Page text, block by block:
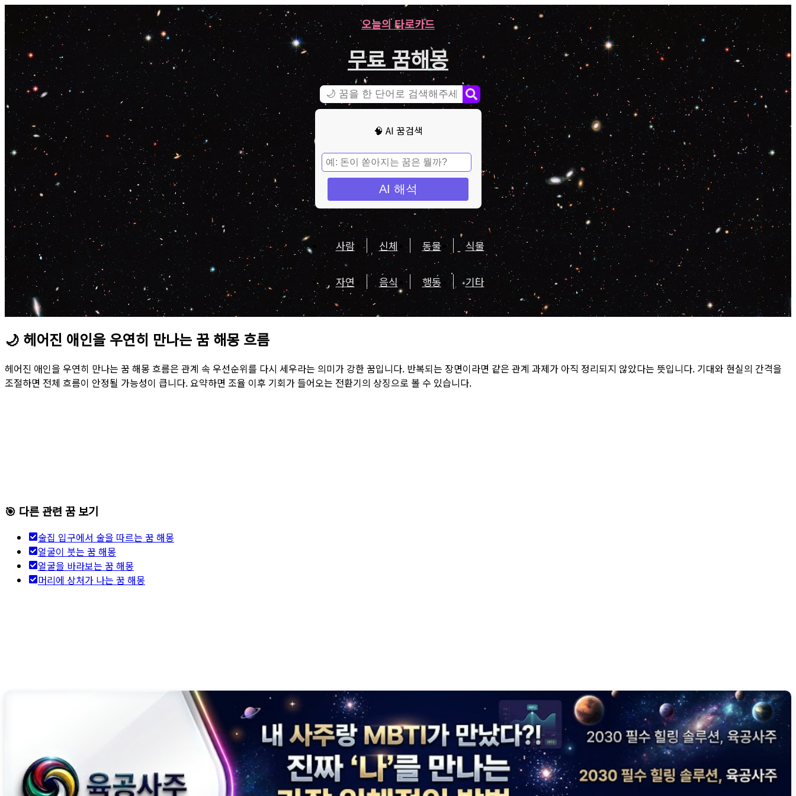
오늘의 타로카드
무료 꿈해몽
🧠 AI 꿈검색
AI 해석
사람 신체 동물 식물
자연 음식 행동 기타
🌙 헤어진 애인을 우연히 만나는 꿈 해몽 흐름
헤어진 애인을 우연히 만나는 꿈 해몽 흐름은 관계 속 우선순위를 다시 세우라는 의미가 강한 꿈입니다. 반복되는 장면이라면 같은 관계 과제가 아직 정리되지 않았다는 뜻입니다. 기대와 현실의 간격을
조절하면 전체 흐름이 안정될 가능성이 큽니다. 요약하면 조율 이후 기회가 들어오는 전환기의 상징으로 볼 수 있습니다.
🎯 다른 관련 꿈 보기
술집 입구에서 술을 따르는 꿈 해몽
얼굴이 붓는 꿈 해몽
얼굴을 바라보는 꿈 해몽
머리에 상처가 나는 꿈 해몽